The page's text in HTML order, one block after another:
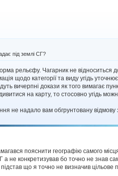
під землі СГ?
рельєфу. Чагарник не відноситься до
щодо категорії та виду угідь
вичерпні докази як того вимагає
на карту, то стосовно угідь
не надало вам обгрунтовану відмову
пояснити географію самого
а не конкретизував бо точно не знав
що я точно не визначив цільове